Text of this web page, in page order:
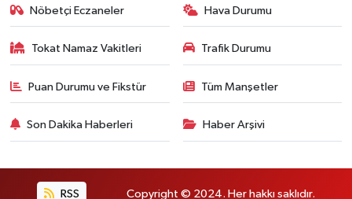
Nöbetçi Eczaneler Hava Durumu
Tokat Namaz Vakitleri Trafik Durumu
Puan Durumu ve Fikstür Tüm Manşetler
Son Dakika Haberleri Haber Arşivi
RSS Copyright © 2024. Her hakkı saklıdır.